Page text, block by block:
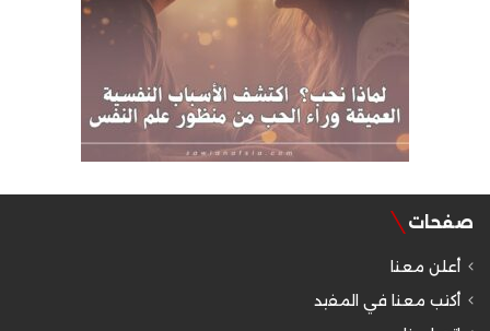
صفحات
أعلن معنا
أكتب معنا في المفيد